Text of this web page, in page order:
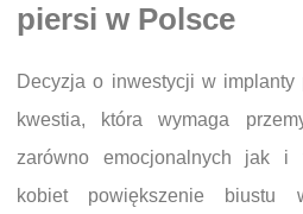
piersi w Polsce
Decyzja o inwestycji w
kwestia, która wymaga
zarówno emocjonalnych jak i
kobiet powiększenie